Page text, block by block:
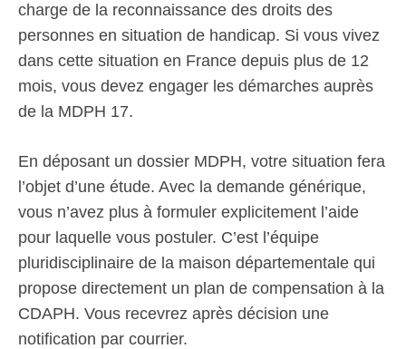
charge de la reconnaissance des droits des
personnes en situation de handicap. Si vous vivez
dans cette situation en France depuis plus de 12
mois, vous devez engager les démarches auprès
de la MDPH 17.
En déposant un dossier MDPH, votre situation fera
l’objet d’une étude. Avec la demande générique,
vous n’avez plus à formuler explicitement l’aide
pour laquelle vous postuler. C’est l’équipe
pluridisciplinaire de la maison départementale qui
propose directement un plan de compensation à la
CDAPH. Vous recevrez après décision une
notification par courrier.